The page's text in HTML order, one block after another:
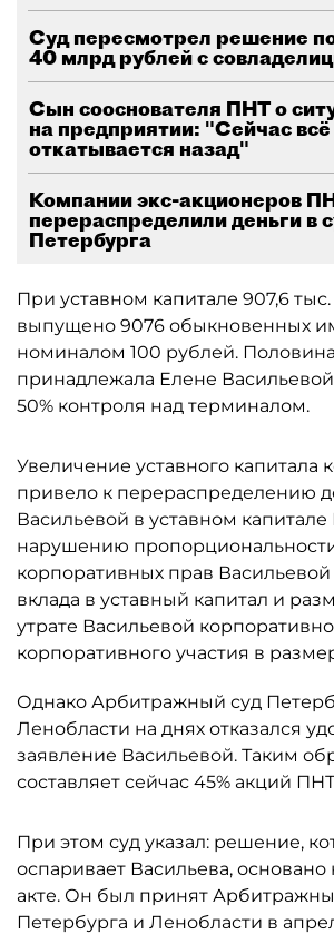
Суд пересмотрел решение
40 млрд рублей с
Сын сооснователя ПНТ о
на предприятии: "Сейчас всё
откатывается назад"
Компании экс-акционеров
перераспределили деньги в
Петербурга
При уставном капитале 907,6
выпущено 9076 обыкновенных
номиналом 100 рублей.
принадлежала Елене
50% контроля над терминалом.
Увеличение уставного капитала
привело к перераспределению
Васильевой в уставном
нарушению
корпоративных прав
вклада в уставный капитал и
утрате Васильевой
корпоративного участия в
Однако Арбитражный суд
Ленобласти на днях отказался
заявление Васильевой. Таким
составляет сейчас 45% акций
При этом суд указал: решение,
оспаривает Васильева, основано
акте. Он был принят
Петербурга и Ленобласти в